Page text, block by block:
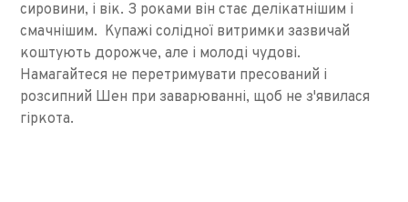
сировини, і вік. З роками він стає делікатнішим і
смачнішим. Купажі солідної витримки зазвичай
коштують дорожче, але і молоді чудові.
Намагайтеся не перетримувати пресований і
розсипний Шен при заварюванні, щоб не з'явилася
гіркота.